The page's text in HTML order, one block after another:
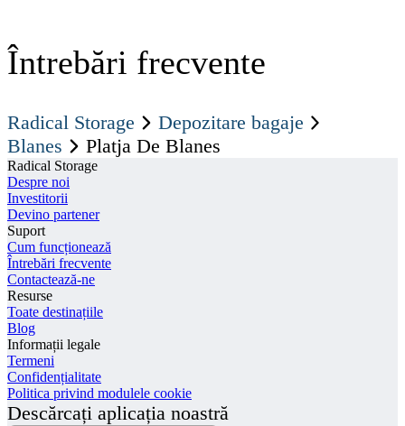
Întrebări frecvente
Radical Storage
Depozitare bagaje
Blanes
Platja De Blanes
Radical Storage
Despre noi
Investitorii
Devino partener
Suport
Cum funcționează
Întrebări frecvente
Contactează-ne
Resurse
Toate destinațiile
Blog
Informații legale
Termeni
Confidențialitate
Politica privind modulele cookie
Descărcați aplicația noastră